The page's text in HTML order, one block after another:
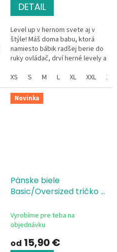
DETAIL
Level up v hernom svete aj v
štýle! Máš doma babu, ktorá
namiesto bábik radšej berie do
ruky ovládač, drví herné levely a
skvele? Tričko s nápisom...
XS S M L XL XXL 134
Novinka
Pánske biele
Basic/Oversized tričko s
Vyrobíme pre teba na
objednávku
od 15,90 €